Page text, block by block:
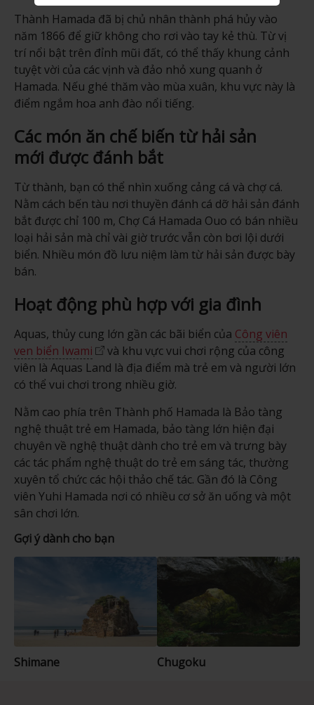
Thành Hamada đã bị chủ nhân thành phá hủy vào
năm 1866 để giữ không cho rơi vào tay kẻ thù. Từ vị
trí nổi bật trên đỉnh mũi đất, có thể thấy khung cảnh
tuyệt vời của các vịnh và đảo nhỏ xung quanh ở
Hamada. Nếu ghé thăm vào mùa xuân, khu vực này là
điểm ngắm hoa anh đào nổi tiếng.
Các món ăn chế biến từ hải sản
mới được đánh bắt
Từ thành, bạn có thể nhìn xuống cảng cá và chợ cá.
Nằm cách bến tàu nơi thuyền đánh cá dỡ hải sản đánh
bắt được chỉ 100 m, Chợ Cá Hamada Ouo có bán nhiều
loại hải sản mà chỉ vài giờ trước vẫn còn bơi lội dưới
biển. Nhiều món đồ lưu niệm làm từ hải sản được bày
bán.
Hoạt động phù hợp với gia đình
Aquas, thủy cung lớn gần các bãi biển của Công viên
ven biển Iwami
và khu vực vui chơi rộng của công
viên là Aquas Land là địa điểm mà trẻ em và người lớn
có thể vui chơi trong nhiều giờ.
Nằm cao phía trên Thành phố Hamada là Bảo tàng
nghệ thuật trẻ em Hamada, bảo tàng lớn hiện đại
chuyên về nghệ thuật dành cho trẻ em và trưng bày
các tác phẩm nghệ thuật do trẻ em sáng tác, thường
xuyên tổ chức các hội thảo chế tác. Gần đó là Công
viên Yuhi Hamada nơi có nhiều cơ sở ăn uống và một
sân chơi lớn.
Gợi ý dành cho bạn
Shimane Chugoku